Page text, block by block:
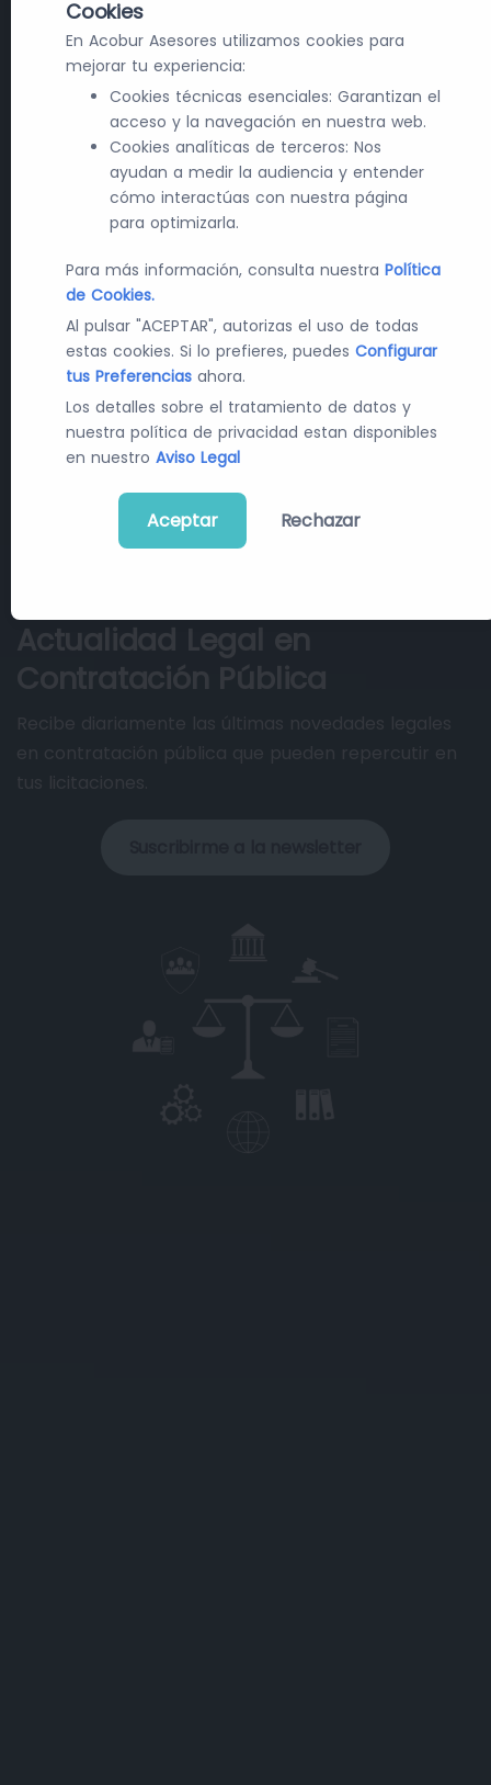
Actualidad Legal en
Cookies
En Acobur Asesores utilizamos cookies para
mejorar tu experiencia:
Cookies técnicas esenciales: Garantizan el
acceso y la navegación en nuestra web.
Cookies analíticas de terceros: Nos
ayudan a medir la audiencia y entender
cómo interactúas con nuestra página
para optimizarla.
Para más información, consulta nuestra Política
de Cookies.
Al pulsar "ACEPTAR", autorizas el uso de todas
estas cookies. Si lo prefieres, puedes Configurar
tus Preferencias ahora.
Los detalles sobre el tratamiento de datos y
nuestra política de privacidad estan disponibles
en nuestro Aviso Legal
Aceptar Rechazar